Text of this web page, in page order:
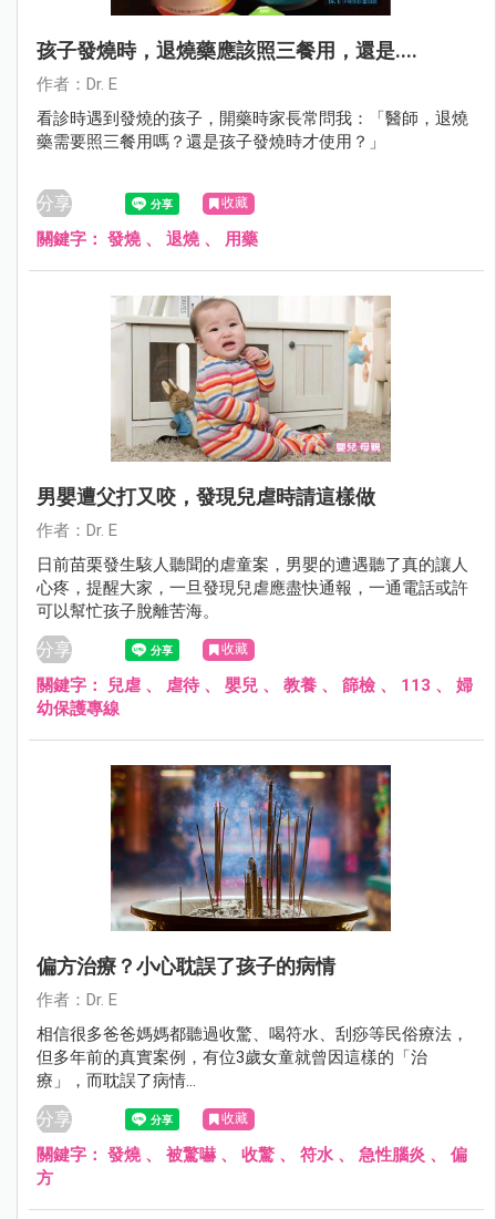
孩子發燒時，退燒藥應該照三餐用，還是....
作者：Dr. E
看診時遇到發燒的孩子，開藥時家長常問我：「醫師，退燒
藥需要照三餐用嗎？還是孩子發燒時才使用？」
分享 收藏
關鍵字： 發燒、 退燒、 用藥
男嬰遭父打又咬，發現兒虐時請這樣做
作者：Dr. E
日前苗栗發生駭人聽聞的虐童案，男嬰的遭遇聽了真的讓人
心疼，提醒大家，一旦發現兒虐應盡快通報，一通電話或許
可以幫忙孩子脫離苦海。
分享 收藏
關鍵字： 兒虐 、 虐待 、 嬰兒 、 教養 、 篩檢 、 113 、 婦
幼保護專線
偏方治療？小心耽誤了孩子的病情
作者：Dr. E
相信很多爸爸媽媽都聽過收驚、喝符水、刮痧等民俗療法，
但多年前的真實案例，有位3歲女童就曾因這樣的「治
療」，而耽誤了病情…
分享 收藏
關鍵字： 發燒、 被驚嚇 、 收驚 、 符水 、 急性腦炎 、 偏
方